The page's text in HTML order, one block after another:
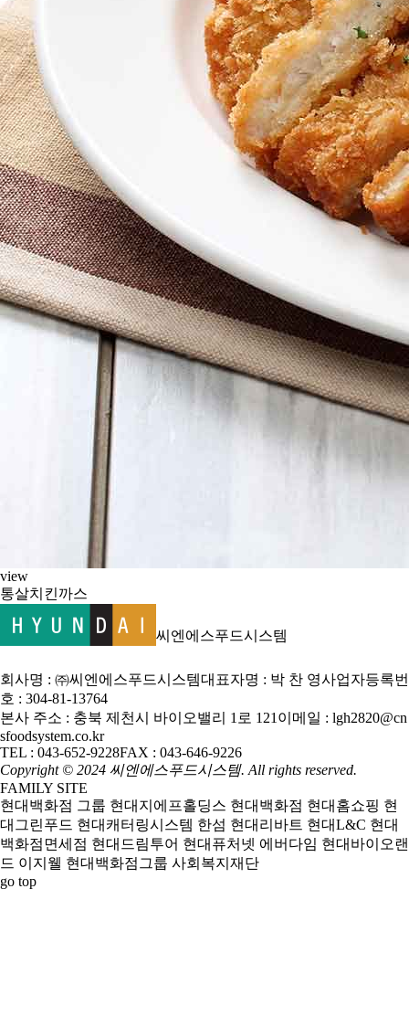
view
통살치킨까스
씨엔에스푸드시스템
회사명 : ㈜씨엔에스푸드시스템대표자명 : 박 찬 영사업자등록번
호 : 304-81-13764
본사 주소 : 충북 제천시 바이오밸리 1로 121 이메일 : lgh2820@cn
sfoodsystem.co.kr
TEL : 043-652-9228FAX : 043-646-9226
Copyright © 2024 씨엔에스푸드시스템. All rights reserved.
FAMILY SITE
현대백화점 그룹 현대지에프홀딩스 현대백화점 현대홈쇼핑 현
대그린푸드 현대캐터링시스템 한섬 현대리바트 현대L&C 현대
백화점면세점 현대드림투어 현대퓨처넷 에버다임 현대바이오랜
드 이지웰 현대백화점그룹 사회복지재단
go top